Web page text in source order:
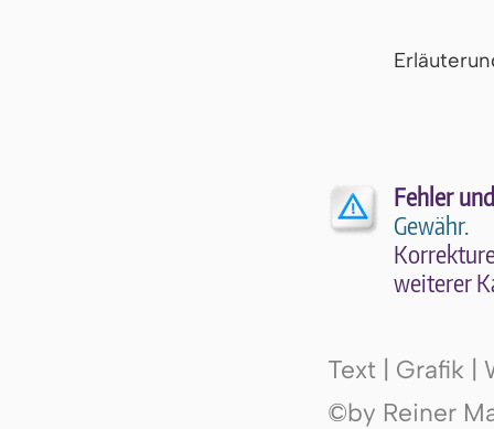
Fehler
Gewähr.
wei­te­rer
Text | Grafik |
©by Reiner